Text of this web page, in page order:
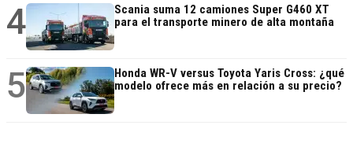
4
Scania suma 12 camiones Super G460 XT
para el transporte minero de alta montaña
5
Honda WR-V versus Toyota Yaris Cross: ¿qué
modelo ofrece más en relación a su precio?